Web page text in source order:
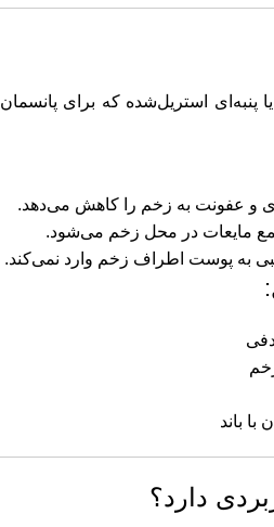
پنبه‌ای استریل‌شده که برای پانسمان
و عفونت به زخم را کاهش می‌دهد.
مایعات در محل زخم می‌شود.
به پوست اطراف زخم وارد نمی‌کند.
باند
دارد؟